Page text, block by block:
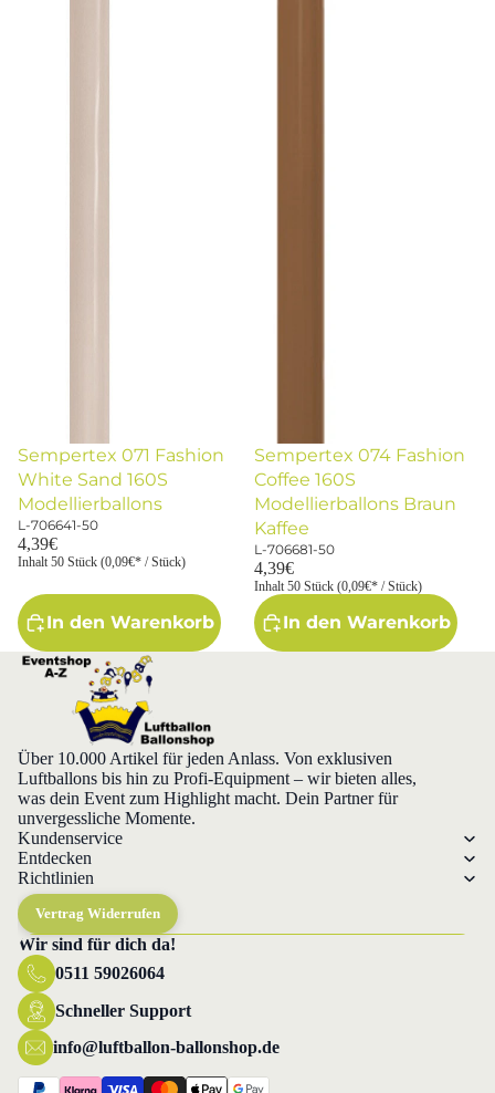
Sempertex 071 Fashion
White Sand 160S
Modellierballons
L-706641-50
4,39€
Inhalt 50 Stück (0,09€* / Stück)
In den Warenkorb
Sempertex 074 Fashion
Coffee 160S
Modellierballons Braun
Kaffee
L-706681-50
4,39€
Inhalt 50 Stück (0,09€* / Stück)
In den Warenkorb
Über 10.000 Artikel für jeden Anlass. Von exklusiven
Luftballons bis hin zu Profi-Equipment – wir bieten alles,
was dein Event zum Highlight macht. Dein Partner für
unvergessliche Momente.
Kundenservice
Entdecken
Richtlinien
Vertrag Widerrufen
Wir sind für dich da!
0511 59026064
Schneller Support
info@luftballon-ballonshop.de
Datenschutzerklärung
Widerrufsrecht
AGB
Versand